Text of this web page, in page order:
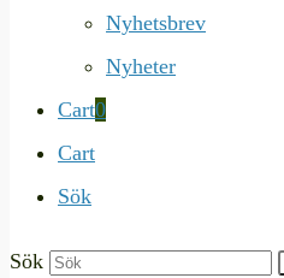
Nyhetsbrev
Nyheter
Cart0
Cart
Sök
Sök